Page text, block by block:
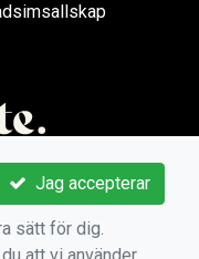
Jag accepterar
sätt för dig.